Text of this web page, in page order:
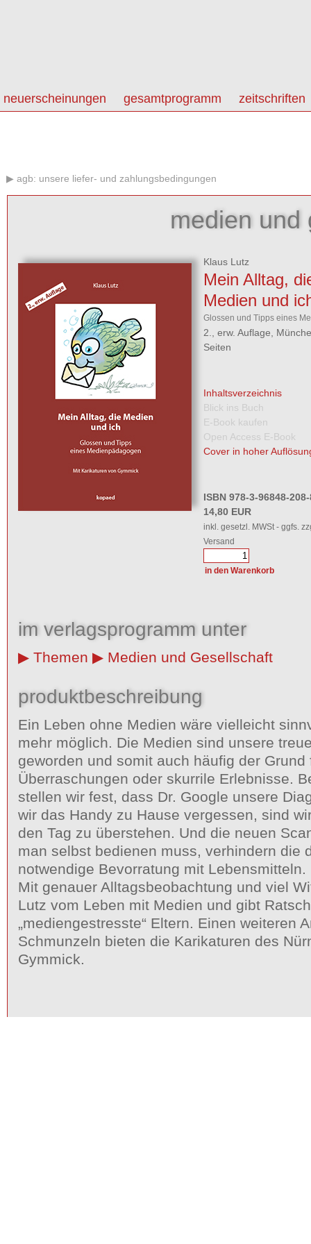
neuerscheinungen gesamtprogramm zeitschriften
agb: unsere liefer- und zahlungsbedingungen
medien und
Klaus Lutz
Mein Alltag,
Medien und
Glossen und Tipps eines
2., erw. Auflage,
Seiten
Inhaltsverzeichnis
Blick ins Buch
E-Book kaufen
Open Access E-Book
Cover in hoher
ISBN 978-3-96848-
14,80 EUR
inkl. gesetzl. MWSt - ggfs.
Versand
im verlagsprogramm unter
Themen Medien und Gesellschaft
produktbeschreibung
Ein Leben ohne Medien wäre vielleicht
mehr möglich. Die Medien sind unsere
geworden und somit auch häufig der Grund
Überraschungen oder skurrile Erlebnisse.
stellen wir fest, dass Dr. Google unsere
wir das Handy zu Hause vergessen, sind
den Tag zu überstehen. Und die neuen
man selbst bedienen muss, verhindern die
notwendige Bevorratung mit Lebensmitteln.
Mit genauer Alltagsbeobachtung und viel
Lutz vom Leben mit Medien und gibt
„mediengestresste“ Eltern. Einen weiteren
Schmunzeln bieten die Karikaturen des
Gymmick.